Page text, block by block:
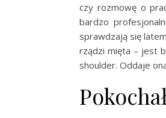
czy rozmowę o
bardzo
sprawdzają się
rządzi mięta – jest
shoulder. Oddaje